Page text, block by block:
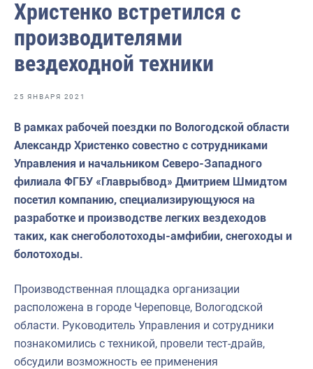
Волго-Каспийское
Восточно-Сибирское
Енисейское
Нижнеобское
Охотское
Сахалино-Курильское
Североморское
Христенко встретился с
производителями
вездеходной техники
25 ЯНВАРЯ 2021
В рамках рабочей поездки по Вологодской области
Александр Христенко совестно с сотрудниками
Управления и начальником Северо-Западного
филиала ФГБУ «Главрыбвод» Дмитрием Шмидтом
посетил компанию, специализирующуюся на
разработке и производстве легких вездеходов
таких, как снегоболотоходы-амфибии, снегоходы и
болотоходы.
Производственная площадка организации
расположена в городе Череповце, Вологодской
области. Руководитель Управления и сотрудники
познакомились с техникой, провели тест-драйв,
обсудили возможность ее применения